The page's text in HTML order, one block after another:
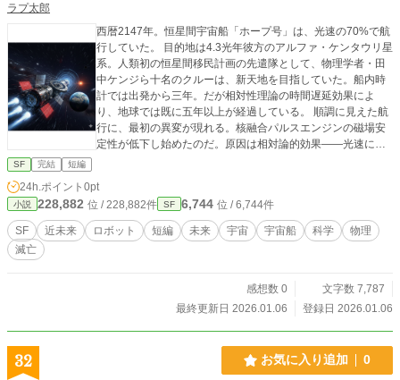
ラプ太郎
西暦2147年。恒星間宇宙船「ホープ号」は、光速の70%で航
行していた。 目的地は4.3光年彼方のアルファ・ケンタウリ星
系。人類初の恒星間移民計画の先遣隊として、物理学者・田
中ケンジら十名のクルーは、新天地を目指していた。船内時
計では出発から三年。だが相対性理論の時間遅延効果によ
り、地球では既に五年以上が経過している。 順調に見えた航
行に、最初の異変が現れる。核融合パルスエンジンの磁場安
定性が低下し始めたのだ。原因は相対論的効果——光速に近
1.4倍に増幅された宇宙線が、超伝導磁場コイルを徐々に破壊
していた。 さらなる脅威が襲う。マイクロブラックホールか
らのホーキング放射との遭遇。高エネルギーガンマ線が船体
を直撃し、エンジン出力が15%低下。このままでは三ヶ月以
減らすか、このまま賭けに出るか。投票の結果、光速50%へ
の減速が決定される。到着は二年遅れるが、確実性を取っ
れ、人口の80%が死亡。あなた方が人類最後の希望だ」 帰る
場所を失ったクルーたち。彼らは任務を続けるしかない。磁
SF 完結 短編
24h.ポイント 0pt
小説 228,882 位 / 228,882件 SF 6,744 位 / 6,744件
SF 近未来 ロボット 短編 未来 宇宙 宇宙船 科学
物理
滅亡
感想数 0
文字数 7,787
最終更新日 2026.01.06
登録日 2026.01.06
32 お気に入り追加 0